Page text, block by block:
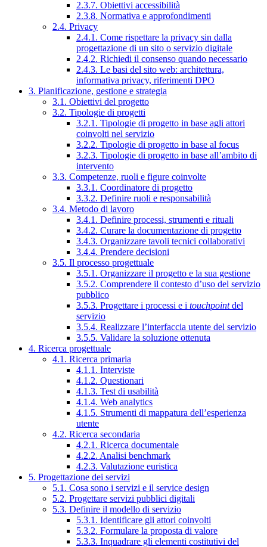
2.3.7. Obiettivi accessibilità
2.3.8. Normativa e approfondimenti
2.4. Privacy
2.4.1. Come rispettare la privacy sin dalla
progettazione di un sito o servizio digitale
2.4.2. Richiedi il consenso quando necessario
2.4.3. Le basi del sito web: architettura,
informativa privacy, riferimenti DPO
3. Pianificazione, gestione e strategia
3.1. Obiettivi del progetto
3.2. Tipologie di progetti
3.2.1. Tipologie di progetto in base agli attori
coinvolti nel servizio
3.2.2. Tipologie di progetto in base al focus
3.2.3. Tipologie di progetto in base all’ambito di
intervento
3.3. Competenze, ruoli e figure coinvolte
3.3.1. Coordinatore di progetto
3.3.2. Definire ruoli e responsabilità
3.4. Metodo di lavoro
3.4.1. Definire processi, strumenti e rituali
3.4.2. Curare la documentazione di progetto
3.4.3. Organizzare tavoli tecnici collaborativi
3.4.4. Prendere decisioni
3.5. Il processo progettuale
3.5.1. Organizzare il progetto e la sua gestione
3.5.2. Comprendere il contesto d’uso del servizio
pubblico
3.5.3. Progettare i processi e i touchpointdel
servizio
3.5.4. Realizzare l’interfaccia utente del servizio
3.5.5. Validare la soluzione ottenuta
4. Ricerca progettuale
4.1. Ricerca primaria
4.1.1. Interviste
4.1.2. Questionari
4.1.3. Test di usabilità
4.1.4. Web analytics
4.1.5. Strumenti di mappatura dell’esperienza
utente
4.2. Ricerca secondaria
4.2.1. Ricerca documentale
4.2.2. Analisi benchmark
4.2.3. Valutazione euristica
5. Progettazione dei servizi
5.1. Cosa sono i servizi e il service design
5.2. Progettare servizi pubblici digitali
5.3. Definire il modello di servizio
5.3.1. Identificare gli attori coinvolti
5.3.2. Formulare la proposta di valore
5.3.3. Inquadrare gli elementi costitutivi del